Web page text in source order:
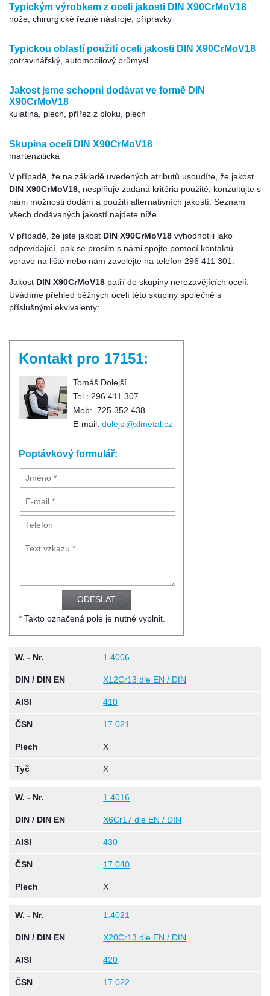
Typickým výrobkem z oceli jakosti DIN X90CrMoV18
nože, chirurgické řezné nástroje, přípravky
Typickou oblastí použití oceli jakosti DIN X90CrMoV18
potravinářský, automobilový průmysl
Jakost jsme schopni dodávat ve formě DIN
X90CrMoV18
kulatina, plech, přířez z bloku, plech
Skupina oceli DIN X90CrMoV18
martenzitická
V případě, že na základě uvedených atributů usoudíte, že jakost
DIN X90CrMoV18, nesplňuje zadaná kritéria použité, konzultujte s
námi možnosti dodání a použití alternativních jakostí. Seznam
všech dodávaných jakostí najdete níže
V případě, že jste jakost DIN X90CrMoV18 vyhodnotili jako
odpovídající, pak se prosím s námi spojte pomocí kontaktů
vpravo na liště nebo nám zavolejte na telefon 296 411 301.
Jakost DIN X90CrMoV18 patří do skupiny nerezavějících ocelí.
Uvádíme přehled běžných ocelí této skupiny společně s
příslušnými ekvivalenty:
Kontakt pro 17151:
Tomáš Dolejší
Tel.: 296 411 307
Mob: 725 352 438
E-mail: dolejsi@xlmetal.cz
Poptávkový formulář:
* Takto označená pole je nutné vyplnit.
W. - Nr. 1.4006
DIN / DIN EN X12Cr13 dle EN / DIN
AISI 410
ČSN 17 021
Plech X
Tyč X
W. - Nr. 1.4016
DIN / DIN EN X6Cr17 dle EN / DIN
AISI 430
ČSN 17 040
Plech X
W. - Nr. 1.4021
DIN / DIN EN X20Cr13 dle EN / DIN
AISI 420
ČSN 17 022